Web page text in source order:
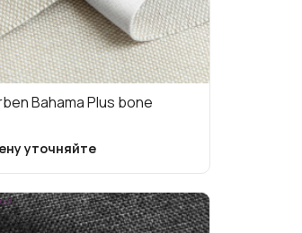
Bahama Plus bone
уточняйте
9